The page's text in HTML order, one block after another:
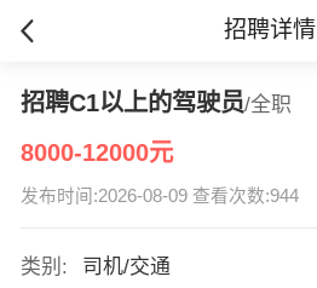
招聘详情
招聘C1以上的驾驶员/全职
8000-12000元
发布时间:2026-08-09 查看次数:944
类别:
司机/交通